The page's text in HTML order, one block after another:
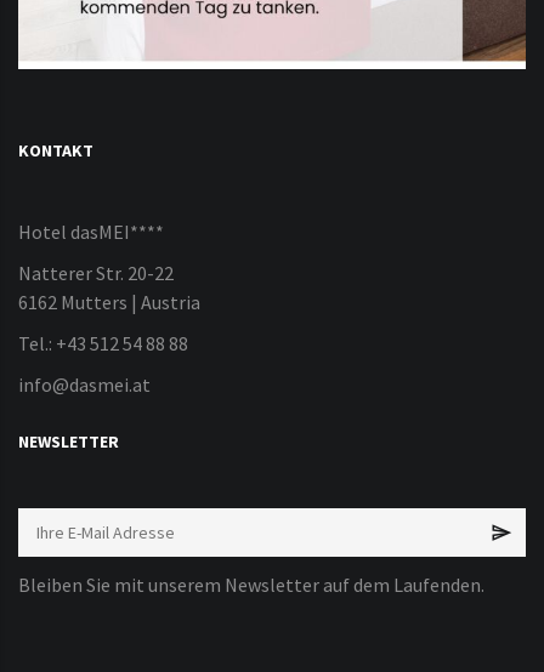
KONTAKT
Hotel dasMEI****
Natterer Str. 20-22
6162 Mutters | Austria
Tel.: +43 512 54 88 88
info@dasmei.at
NEWSLETTER
Bleiben Sie mit unserem Newsletter auf dem Laufenden.